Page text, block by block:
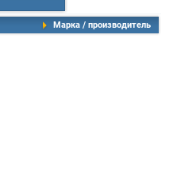
Марка / производитель